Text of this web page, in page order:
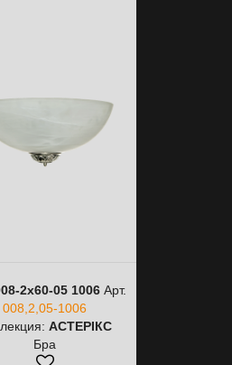
2х60-05 1006 Арт.
008,2,05-1006
АСТЕРІКС
Бра